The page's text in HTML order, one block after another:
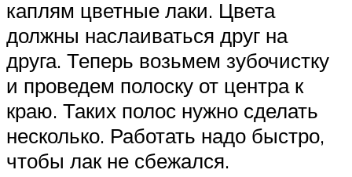
каплям цветные лаки. Цвета
должны наслаиваться друг на
друга. Теперь возьмем зубочистку
и проведем полоску от центра к
краю. Таких полос нужно сделать
несколько. Работать надо быстро,
чтобы лак не сбежался.